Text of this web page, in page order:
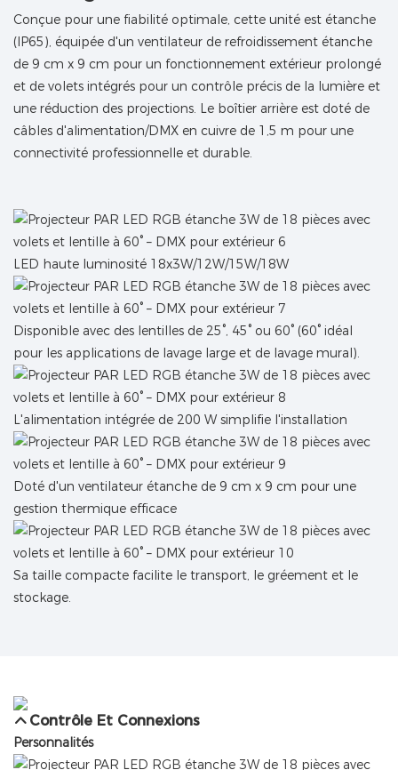
Conçue pour une fiabilité optimale, cette unité est étanche
(IP65), équipée d'un ventilateur de refroidissement étanche
de 9 cm x 9 cm pour un fonctionnement extérieur prolongé
et de volets intégrés pour un contrôle précis de la lumière et
une réduction des projections. Le boîtier arrière est doté de
câbles d'alimentation/DMX en cuivre de 1,5 m pour une
connectivité professionnelle et durable.
LED haute luminosité 18x3W/12W/15W/18W
Disponible avec des lentilles de 25°, 45° ou 60° (60° idéal
pour les applications de lavage large et de lavage mural).
L'alimentation intégrée de 200 W simplifie l'installation
Doté d'un ventilateur étanche de 9 cm x 9 cm pour une
gestion thermique efficace
Sa taille compacte facilite le transport, le gréement et le
stockage.
Contrôle Et Connexions
Personnalités